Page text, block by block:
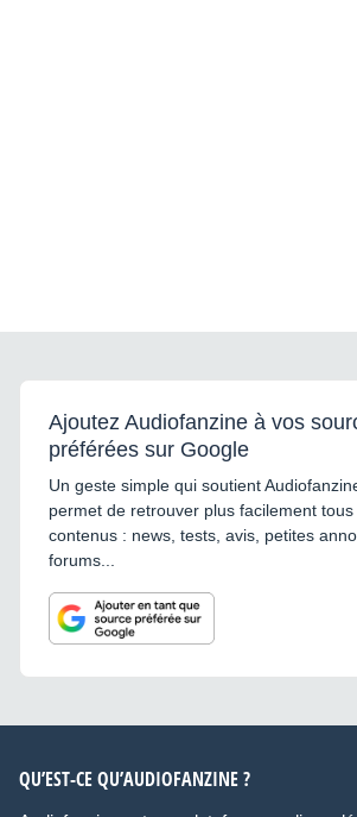
Ajoutez Audiofanzine à vos
préférées sur Google
Un geste simple qui soutient
permet de retrouver plus facilement tous
contenus : news, tests, avis, petites
forums...
QU’EST-CE QU’AUDIOFANZINE ?